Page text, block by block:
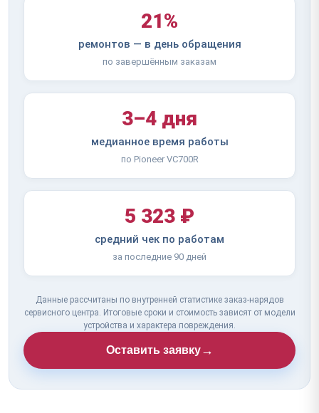
21%
ремонтов — в день обращения
по завершённым заказам
3–4 дня
медианное время работы
по Pioneer VC700R
5 323 ₽
средний чек по работам
за последние 90 дней
Данные рассчитаны по внутренней статистике заказ-нарядов
сервисного центра. Итоговые сроки и стоимость зависят от модели
устройства и характера повреждения.
Оставить заявку→